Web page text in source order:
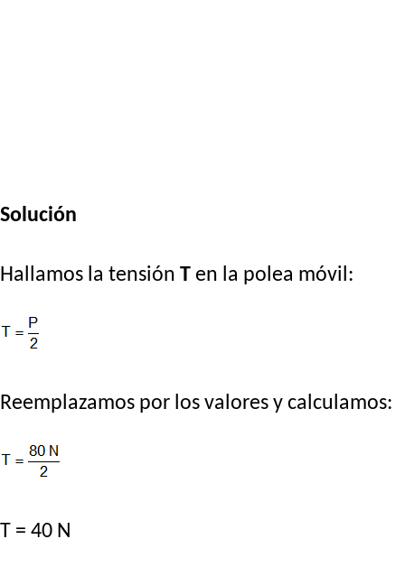
Solución
Hallamos la tensión T en la polea móvil:
Reemplazamos por los valores y calculamos:
T = 40 N